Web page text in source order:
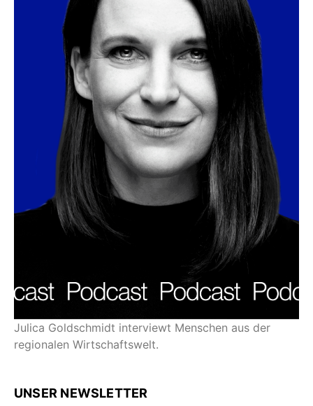
Julica Goldschmidt interviewt Menschen aus der
regionalen Wirtschaftswelt.
UNSER NEWSLETTER